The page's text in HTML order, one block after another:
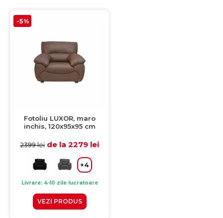
-5%
Fotoliu LUXOR, maro
inchis, 120x95x95 cm
2399 lei de la 2279 lei
+4
Livrare: 4-10 zile lucratoare
VEZI PRODUS